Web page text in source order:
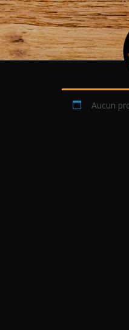
Skip
to
content
Aucun